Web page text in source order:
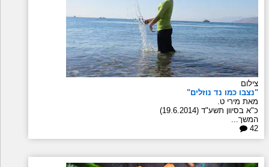
צילום
"נצבו כמו נד נוזלים"
מאת מירי ט.
כ"א בסיוון תשע"ד (19.6.2014)
המשך...
42